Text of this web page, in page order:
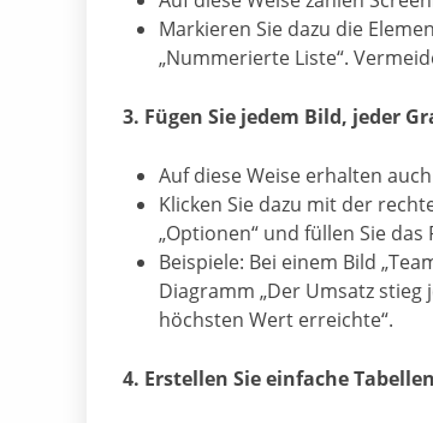
Markieren Sie dazu die
„Nummerierte Liste“.
3. Fügen Sie jedem Bild, jeder
Auf diese Weise erhalten
Klicken Sie dazu mit der
„Optionen“ und füllen Sie das
Beispiele: Bei einem Bild
Diagramm „Der Umsatz
höchsten Wert erreichte“.
4. Erstellen Sie einfache Tabellen